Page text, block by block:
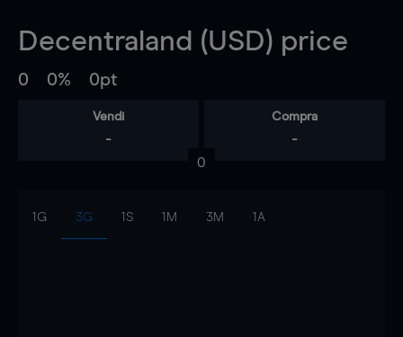
Decentraland (USD) price
0 0% 0pt
Vendi
-
Compra
-
0
1G 3G 1S 1M 3M 1A